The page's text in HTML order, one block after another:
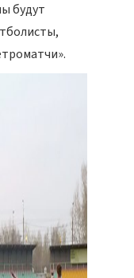
будут